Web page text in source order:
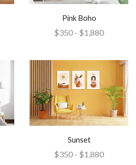
Pink Boho
$350 - $1,880
Sunset
$350 - $1,880